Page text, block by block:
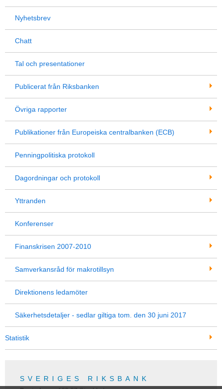
Nyhetsbrev
Chatt
Tal och presentationer
Publicerat från Riksbanken
Övriga rapporter
Publikationer från Europeiska centralbanken (ECB)
Penningpolitiska protokoll
Dagordningar och protokoll
Yttranden
Konferenser
Finanskrisen 2007-2010
Samverkansråd för makrotillsyn
Direktionens ledamöter
Säkerhetsdetaljer - sedlar giltiga tom. den 30 juni 2017
Statistik
SVERIGES RIKSBANK